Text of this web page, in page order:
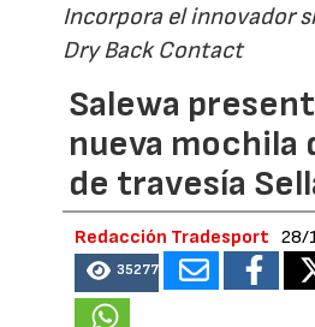
Incorpora el innovador
Dry Back Contact
Salewa
nueva mochila
de travesía
Redacción Tradesport 28/
35277